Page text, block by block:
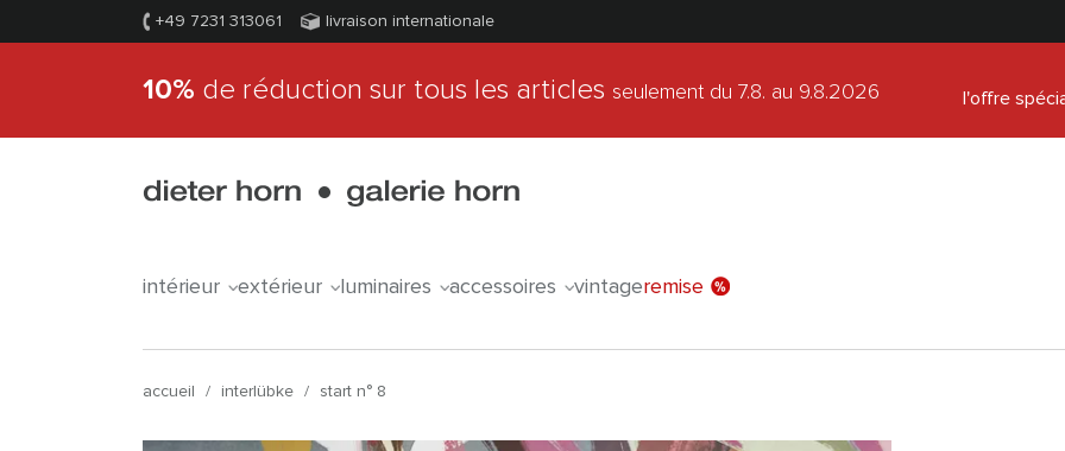
+49 7231 313061 livraison internationale
10% de réduction sur tous les articles seulement du 7.8. au 9.8.2026 l'offre
intérieur extérieur luminaires accessoires vintageremise
accueil / interlübke / start n° 8